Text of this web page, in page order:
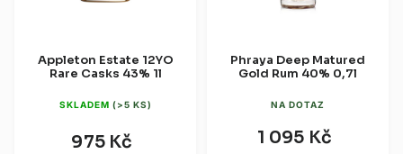
Appleton Estate 12YO
Rare Casks 43% 1l
SKLADEM (>5 KS)
975 Kč
Phraya Deep Matured
Gold Rum 40% 0,7l
NA DOTAZ
1 095 Kč